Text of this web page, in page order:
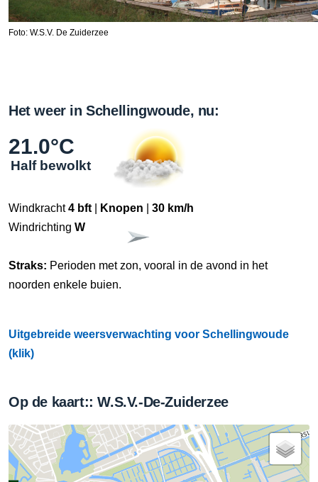
Foto: W.S.V. De Zuiderzee
Het weer in Schellingwoude, nu:
21.0°C
Half bewolkt
Windkracht4 bft Knopen
30 km/h
Windrichting W
Straks: Perioden met zon, vooral in de avond in het
noorden enkele buien.
Uitgebreide weersverwachting voor Schellingwoude
(klik)
Op de kaart:: W.S.V.-De-Zuiderzee